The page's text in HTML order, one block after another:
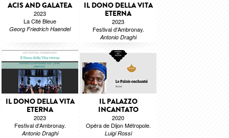
ACIS AND GALATEA
2023
La Cité Bleue
Georg Friedrich Haendel
IL DONO DELLA VITA
ETERNA
2023
Festival d'Ambronay.
Antonio Draghi
IL DONO DELLA VITA
ETERNA
2023
Festival d'Ambronay.
Antonio Draghi
IL PALAZZO
INCANTATO
2020
Opéra de Dijon Métropole.
Luigi Rossi